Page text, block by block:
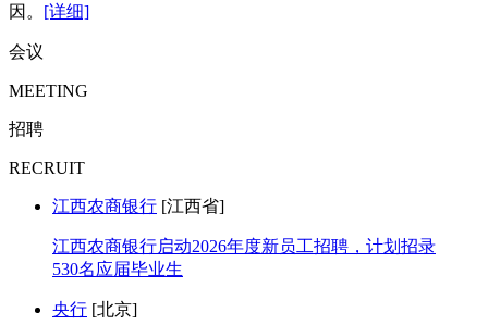
因。 [详细]
会议
MEETING
招聘
RECRUIT
江西农商银行 [江西省]
江西农商银行启动2026年度新员工招聘，计划招录
530名应届毕业生
央行 [北京]